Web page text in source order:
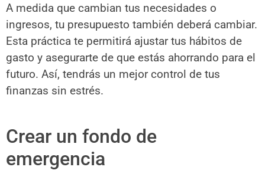
A medida que cambian tus necesidades o
ingresos, tu presupuesto también deberá cambiar.
Esta práctica te permitirá ajustar tus hábitos de
gasto y asegurarte de que estás ahorrando para el
futuro. Así, tendrás un mejor control de tus
finanzas sin estrés.
Crear un fondo de
emergencia